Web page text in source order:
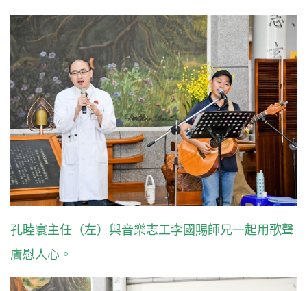
孔睦寰主任（左）與音樂志工李國賜師兄一起用歌聲
膚慰人心。